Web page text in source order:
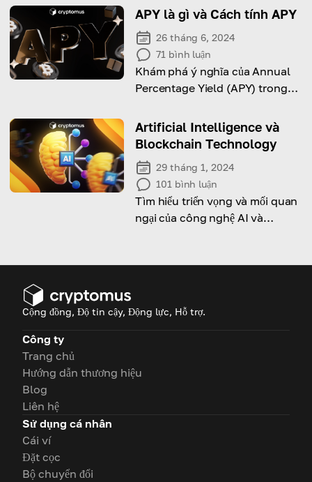
lời
APY là gì và Cách tính APY
26 tháng 6, 2024
71 bình luận
Khám phá ý nghĩa của Annual
Percentage Yield (APY) trong
Artificial Intelligence và
Blockchain Technology
29 tháng 1, 2024
101 bình luận
Tìm hiểu triển vọng và mối quan
ngại của công nghệ AI và
Cộng đồng, Độ tin cậy, Động lực, Hỗ trợ.
Công ty
Trang chủ
Hướng dẫn thương hiệu
Blog
Liên hệ
Sử dụng cá nhân
Cái ví
Đặt cọc
Bộ chuyển đổi